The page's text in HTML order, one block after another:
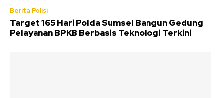
Berita Polisi
Target 165 Hari Polda Sumsel Bangun Gedung
Pelayanan BPKB Berbasis Teknologi Terkini